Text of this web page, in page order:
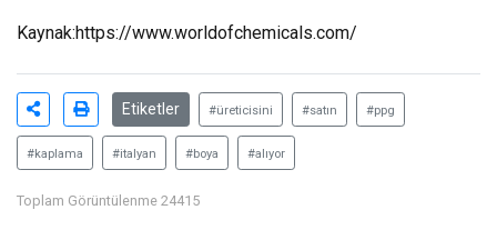
Kaynak:https://www.worldofchemicals.com/
Etiketler #üreticisini #satın #ppg
#kaplama #italyan #boya #alıyor
Toplam Görüntülenme 24415